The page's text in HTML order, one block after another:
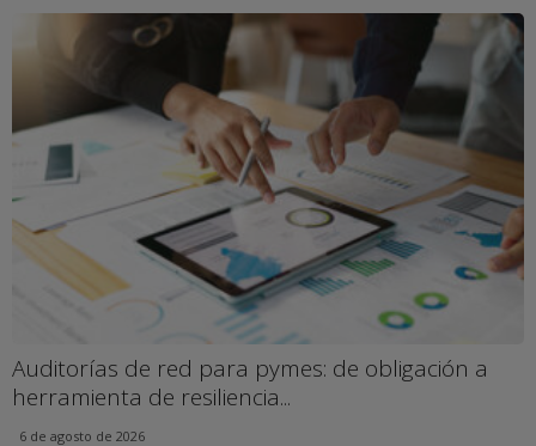
Auditorías de red para pymes: de obligación a
herramienta de resiliencia...
6 de agosto de 2026